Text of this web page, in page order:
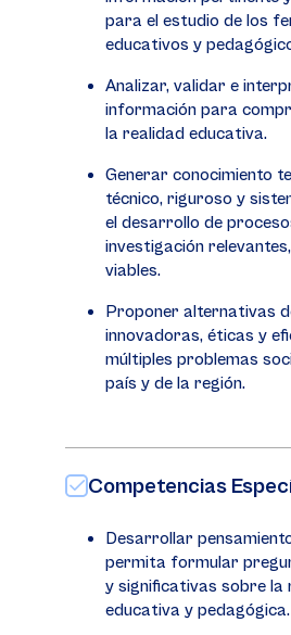
para el estudio de los
educativos y
Analizar, validar e
información para
la realidad educativa.
Generar conocimiento
técnico, riguroso y
el desarrollo de
investigación
viables.
Proponer alternativas
innovadoras, éticas y
múltiples problemas
país y de la región.
Competencias
Desarrollar
permita formular
y significativas sobre la
educativa y pedagógica.